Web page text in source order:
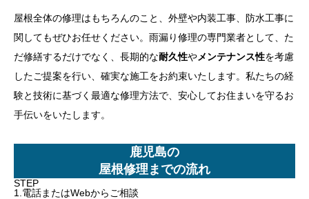
屋根全体の修理はもちろんのこと、外壁や内装工事、防水工事に
関してもぜひお任せください。雨漏り修理の専門業者として、た
だ修繕するだけでなく、長期的な耐久性やメンテナンス性を考慮
したご提案を行い、確実な施工をお約束いたします。私たちの経
験と技術に基づく最適な修理方法で、安心してお住まいを守るお
手伝いをいたします。
鹿児島の
屋根修理までの流れ
STEP
1.電話またはWebからご相談